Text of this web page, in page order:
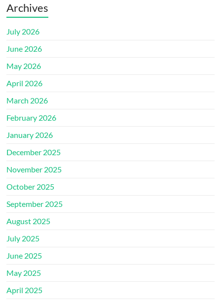
Archives
July 2026
June 2026
May 2026
April 2026
March 2026
February 2026
January 2026
December 2025
November 2025
October 2025
September 2025
August 2025
July 2025
June 2025
May 2025
April 2025